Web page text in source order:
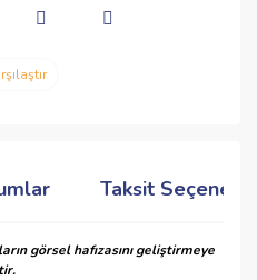
Taksit
görsel hafızasını geliştirmeye